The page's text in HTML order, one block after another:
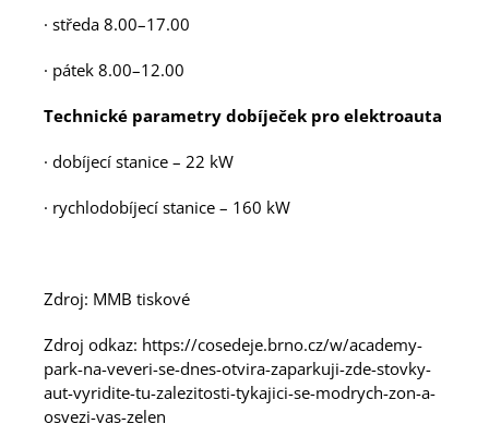
· středa 8.00–17.00
· pátek 8.00–12.00
Technické parametry dobíječek pro elektroauta
· dobíjecí stanice – 22 kW
· rychlodobíjecí stanice – 160 kW
Zdroj: MMB tiskové
Zdroj odkaz: https://cosedeje.brno.cz/w/academy-
park-na-veveri-se-dnes-otvira-zaparkuji-zde-stovky-
aut-vyridite-tu-zalezitosti-tykajici-se-modrych-zon-a-
osvezi-vas-zelen